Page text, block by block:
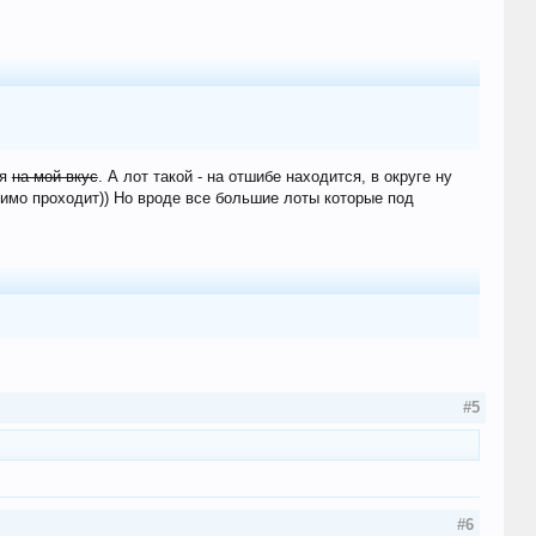
на мой вкус. А лот такой - на отшибе находится, в округе ну
проходит)) Но вроде все большие лоты которые под
#5
#6